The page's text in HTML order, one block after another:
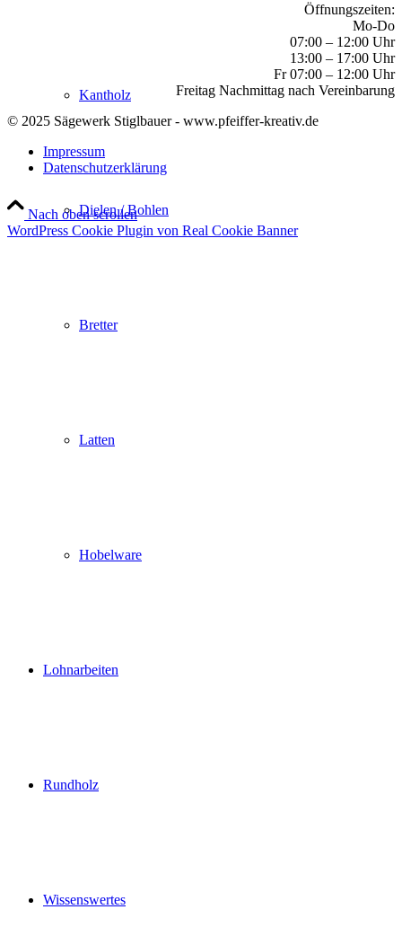
Kantholz
Dielen / Bohlen
Bretter
Latten
Hobelware
Lohnarbeiten
Rundholz
Wissenswertes
Öffnungszeiten:
Mo-Do
07:00 – 12:00 Uhr
13:00 – 17:00 Uhr
Fr 07:00 – 12:00 Uhr
Freitag Nachmittag nach Vereinbarung
© 2025 Sägewerk Stiglbauer - www.pfeiffer-kreativ.de
Impressum
Datenschutzerklärung
Nach oben scrollen
WordPress Cookie Plugin von Real Cookie Banner